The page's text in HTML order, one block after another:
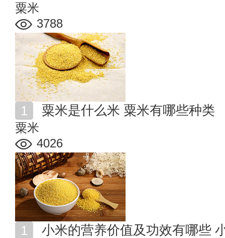
粟米
3788
粟米是什么米 粟米有哪些种类
粟米
4026
小米的营养价值及功效有哪些